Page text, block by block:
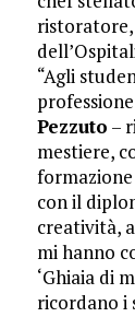
ristoratore,
“Agli
Pezzuto –
mestiere,
con il
creatività,
mi hanno
‘Ghiaia di
ricordano i